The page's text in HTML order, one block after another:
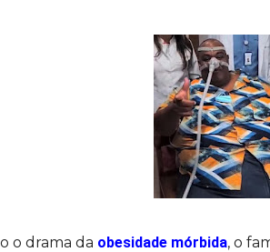
o drama da obesidade mórbida, o